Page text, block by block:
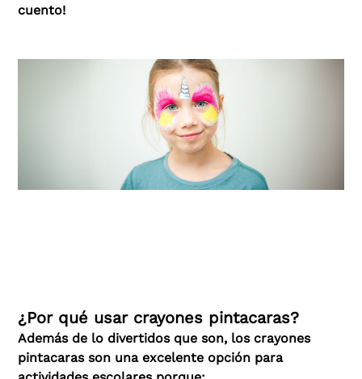
cuento!
¿Por qué usar crayones pintacaras?
Además de lo divertidos que son, los crayones
pintacaras son una excelente opción para